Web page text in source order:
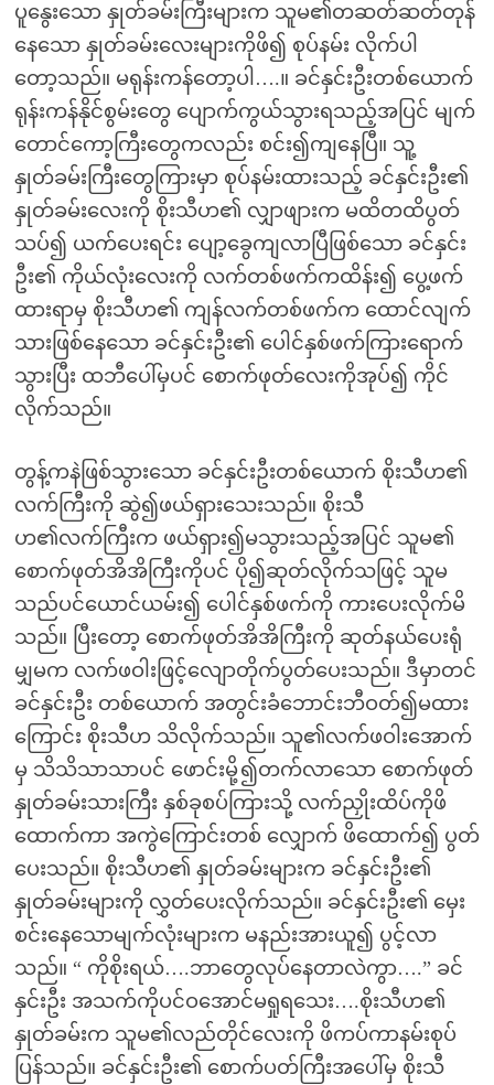
ပူနွေးသော နှုတ်ခမ်းကြီးများက သူမ၏တဆတ်ဆတ်တုန်
နေသော နှုတ်ခမ်းလေးများကိုဖိ၍ စုပ်နမ်း လိုက်ပါ
တော့သည်။ မရုန်းကန်တော့ပါ….။ ခင်နှင်းဦးတစ်ယောက်
ရုန်းကန်နိုင်စွမ်းတွေ ပျောက်ကွယ်သွားရသည့်အပြင် မျက်
တောင်ကော့ကြီးတွေကလည်း စင်း၍ကျနေပြီ။ သူ့
နှုတ်ခမ်းကြီးတွေကြားမှာ စုပ်နမ်းထားသည့် ခင်နှင်းဦး၏
နှုတ်ခမ်းလေးကို စိုးသီဟ၏ လျှာဖျားက မထိတထိပွတ်
သပ်၍ ယက်ပေးရင်း ပျော့ခွေကျလာပြီဖြစ်သော ခင်နှင်း
ဦး၏ ကိုယ်လုံးလေးကို လက်တစ်ဖက်ကထိန်း၍ ပွေ့ဖက်
ထားရာမှ စိုးသီဟ၏ ကျန်လက်တစ်ဖက်က ထောင်လျက်
သားဖြစ်နေသော ခင်နှင်းဦး၏ ပေါင်နှစ်ဖက်ကြားရောက်
သွားပြီး ထဘီပေါ်မှပင် စောက်ဖုတ်လေးကိုအုပ်၍ ကိုင်
လိုက်သည်။
တွန့်ကနဲဖြစ်သွားသော ခင်နှင်းဦးတစ်ယောက် စိုးသီဟ၏
လက်ကြီးကို ဆွဲ၍ဖယ်ရှားသေးသည်။ စိုးသီ
ဟ၏လက်ကြီးက ဖယ်ရှား၍မသွားသည့်အပြင် သူမ၏
စောက်ဖုတ်အိအိကြီးကိုပင် ပို၍ဆုတ်လိုက်သဖြင့် သူမ
သည်ပင်ယောင်ယမ်း၍ ပေါင်နှစ်ဖက်ကို ကားပေးလိုက်မိ
သည်။ ပြီးတော့ စောက်ဖုတ်အိအိကြီးကို ဆုတ်နယ်ပေးရုံ
မျှမက လက်ဖဝါးဖြင့်လျောတိုက်ပွတ်ပေးသည်။ ဒီမှာတင်
ခင်နှင်းဦး တစ်ယောက် အတွင်းခံဘောင်းဘီဝတ်၍မထား
ကြောင်း စိုးသီဟ သိလိုက်သည်။ သူ၏လက်ဖဝါးအောက်
မှ သိသိသာသာပင် ဖောင်းမို့၍တက်လာသော စောက်ဖုတ်
နှုတ်ခမ်းသားကြီး နှစ်ခုစပ်ကြားသို့ လက်ညှိုးထိပ်ကိုဖိ
ထောက်ကာ အကွဲကြောင်းတစ် လျှောက် ဖိထောက်၍ ပွတ်
ပေးသည်။ စိုးသီဟ၏ နှုတ်ခမ်းများက ခင်နှင်းဦး၏
နှုတ်ခမ်းများကို လွှတ်ပေးလိုက်သည်။ ခင်နှင်းဦး၏ မှေး
စင်းနေသောမျက်လုံးများက မနည်းအားယူ၍ ပွင့်လာ
သည်။ “ ကိုစိုးရယ်….ဘာတွေလုပ်နေတာလဲကွာ….” ခင်
နှင်းဦး အသက်ကိုပင်ဝအောင်မရှုရသေး….စိုးသီဟ၏
နှုတ်ခမ်းက သူမ၏လည်တိုင်လေးကို ဖိကပ်ကာနမ်းစုပ်
ပြန်သည်။ ခင်နှင်းဦး၏ စောက်ပတ်ကြီးအပေါ်မှ စိုးသီ